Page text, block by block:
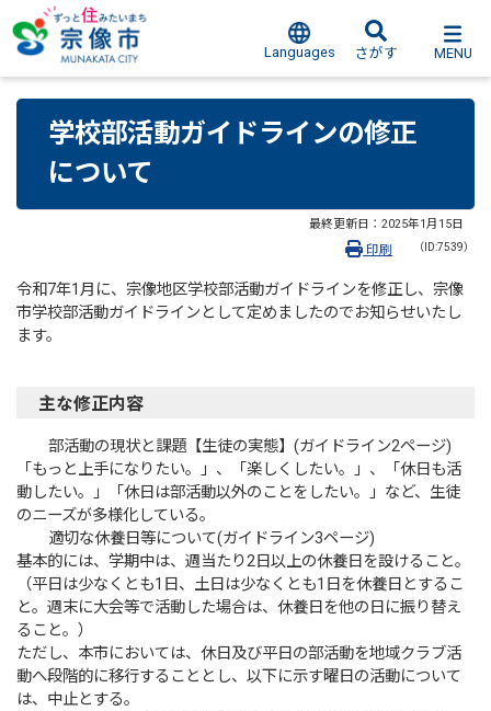
Languages さがす MENU
学校部活動ガイドラインの修正
について
最終更新日： 2025年1月15日
（ID:7539）
印刷
令和7年1月に、宗像地区学校部活動ガイドラインを修正し、宗像
市学校部活動ガイドラインとして定めましたのでお知らせいたし
ます。
主な修正内容
部活動の現状と課題【生徒の実態】(ガイドライン2ページ)
「もっと上手になりたい。」、「楽しくしたい。」、「休日も活
動したい。」「休日は部活動以外のことをしたい。」など、生徒
のニーズが多様化している。
適切な休養日等について(ガイドライン3ページ)
基本的には、学期中は、週当たり2日以上の休養日を設けること。
（平日は少なくとも1日、土日は少なくとも1日を休養日とするこ
と。週末に大会等で活動した場合は、休養日を他の日に振り替え
ること。）
ただし、本市においては、休日及び平日の部活動を地域クラブ活
動へ段階的に移行することとし、以下に示す曜日の活動について
は、中止とする。